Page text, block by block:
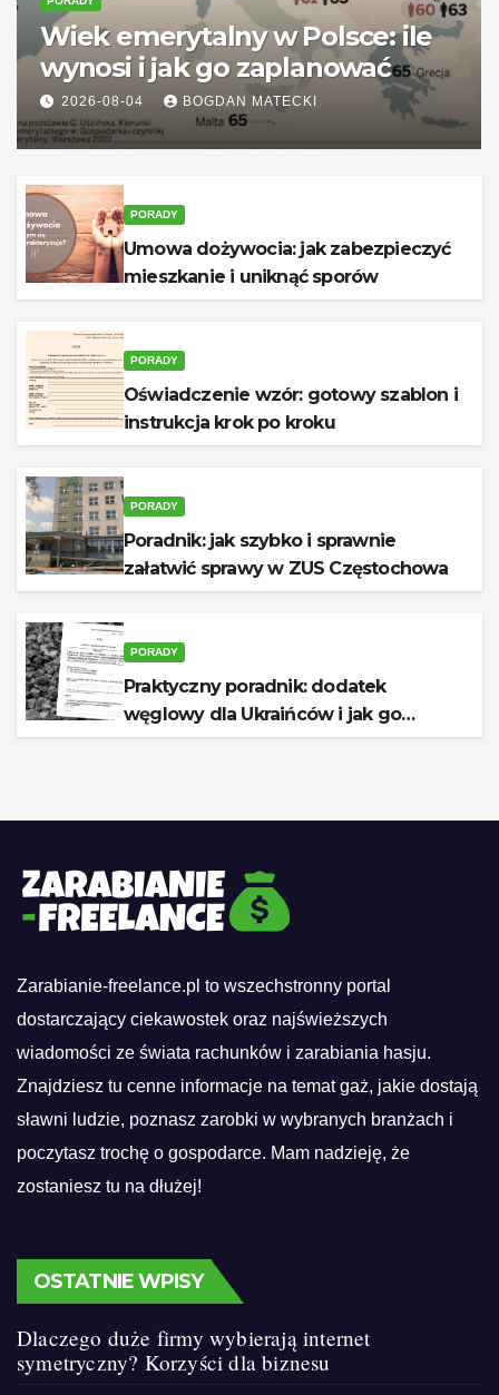
Wiek emerytalny w Polsce: ile
wynosi i jak go zaplanować
2026-08-04 BOGDAN MATECKI
PORADY
Umowa dożywocia: jak zabezpieczyć
mieszkanie i uniknąć sporów
PORADY
Oświadczenie wzór: gotowy szablon i
instrukcja krok po kroku
PORADY
Poradnik: jak szybko i sprawnie
załatwić sprawy w ZUS Częstochowa
PORADY
Praktyczny poradnik: dodatek
węglowy dla Ukraińców i jak go
otrzymać
Zarabianie-freelance.pl to wszechstronny portal
dostarczający ciekawostek oraz najświeższych
wiadomości ze świata rachunków i zarabiania hasju.
Znajdziesz tu cenne informacje na temat gaż, jakie dostają
sławni ludzie, poznasz zarobki w wybranych branżach i
poczytasz trochę o gospodarce. Mam nadzieję, że
zostaniesz tu na dłużej!
OSTATNIE WPISY
Dlaczego duże firmy wybierają internet
symetryczny? Korzyści dla biznesu